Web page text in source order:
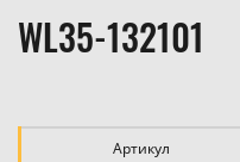
WL35-132101
Артикул